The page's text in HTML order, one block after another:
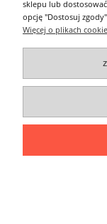
Klosz do
sklepu lub
opcję "Dostosuj
Więcej o plikach